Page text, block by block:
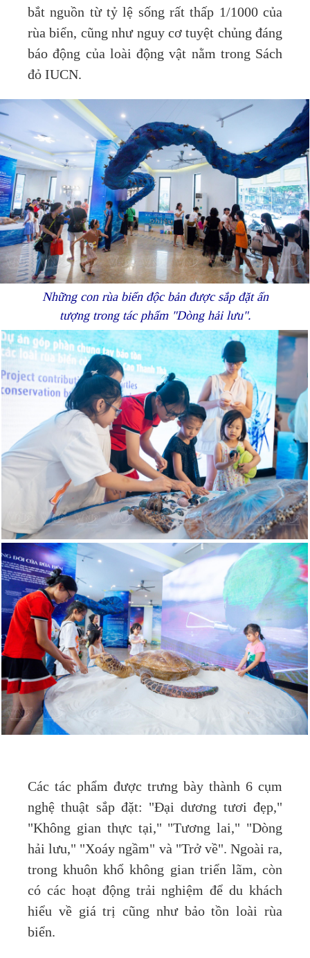
bắt nguồn từ tỷ lệ sống rất thấp 1/1000 của
rùa biển, cũng như nguy cơ tuyệt chủng đáng
báo động của loài động vật nằm trong Sách
đỏ IUCN.
Những con rùa biển độc bản được sắp đặt ấn
tượng trong tác phẩm "Dòng hải lưu".
Các tác phẩm được trưng bày thành 6 cụm
nghệ thuật sắp đặt: "Đại dương tươi đẹp,"
"Không gian thực tại," "Tương lai," "Dòng
hải lưu," "Xoáy ngầm" và "Trở về". Ngoài ra,
trong khuôn khổ không gian triển lãm, còn
có các hoạt động trải nghiệm để du khách
hiểu về giá trị cũng như bảo tồn loài rùa
biển.